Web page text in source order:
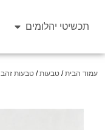
תכשיטי יהלומים
עמוד הבית/ טבעות/ טבעות זהב